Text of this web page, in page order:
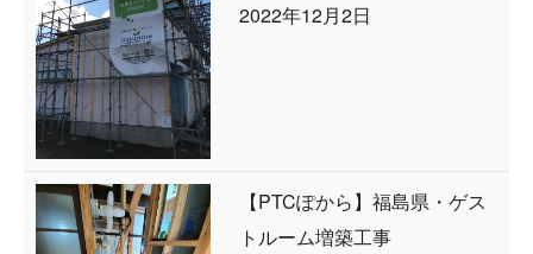
2022年12月2日
【PTCぽから】福島県・ゲス
トルーム増築工事